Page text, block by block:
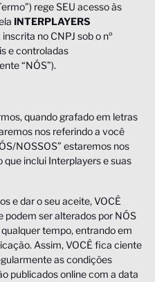
rege SEU acesso às
INTERPLAYERS
inscrita no CNPJ sob o nº
e controladas
“NÓS”).
quando grafado em letras
nos referindo a você
NOSSOS” estaremos nos
que inclui Interplayers e suas
e dar o seu aceite, VOCÊ
podem ser alterados por NÓS
tempo, entrando em
Assim, VOCÊ fica ciente
as condições
publicados online com a data